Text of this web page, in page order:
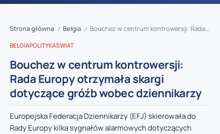
Strona główna / Belgia / Bouchez w centrum kontrowersji: Rada Europy otrzymała skargi dotyczące gróźb wobec dziennikarzy
BELGIAPOLITYKAŚWIAT
Bouchez w centrum kontrowersji:
Rada Europy otrzymała skargi
dotyczące gróźb wobec dziennikarzy
Europejska Federacja Dziennikarzy (EFJ) skierowała do
Rady Europy kilka sygnałów alarmowych dotyczących